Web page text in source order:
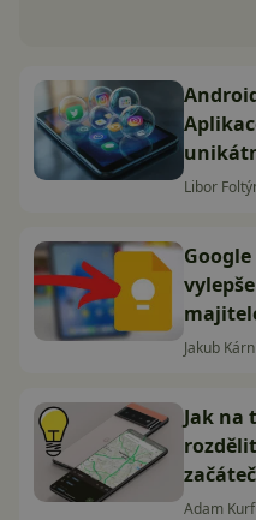
Libor
Jakub
Jak na
Adam